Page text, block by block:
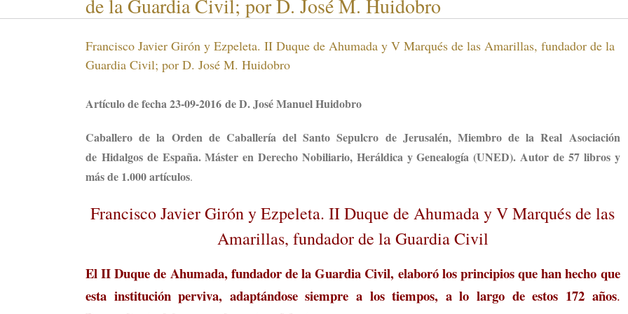
de la Guardia Civil; por D. José M. Huidobro
Francisco Javier Girón y Ezpeleta. II Duque de Ahumada y V Marqués de las Amarillas, fundador de la
Guardia Civil; por D. José M. Huidobro
Artículo de fecha 23-09-2016 de D. José Manuel Huidobro
Caballero de la Orden de Caballería del Santo Sepulcro de Jerusalén, Miembro de la Real Asociación
de Hidalgos de España. Máster en Derecho Nobiliario, Heráldica y Genealogía (UNED). Autor de 57 libros y
más de 1.000 artículos.
Francisco Javier Girón y Ezpeleta. II Duque de Ahumada y V Marqués de las
Amarillas, fundador de la Guardia Civil
El II Duque de Ahumada, fundador de la Guardia Civil, elaboró los principios que han hecho que
esta institución perviva, adaptándose siempre a los tiempos, a lo largo de estos 172 años.